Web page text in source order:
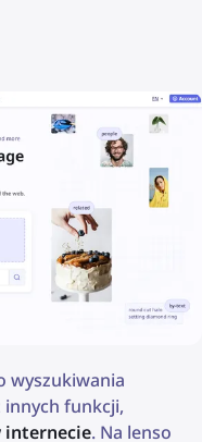
wyszukiwania
funkcji,
internecie. Na lenso